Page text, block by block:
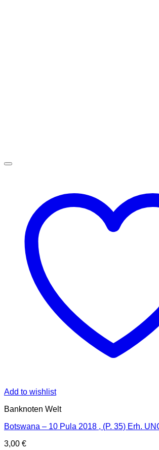
Add to wishlist
Banknoten Welt
Botswana – 10 Pula 2018 , (P. 35) Erh.
3,00 €